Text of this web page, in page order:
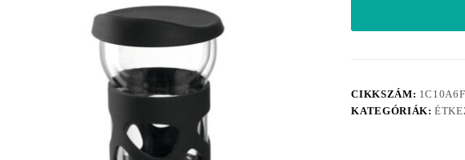
CIKKSZÁM:
KATEGÓRIÁK: